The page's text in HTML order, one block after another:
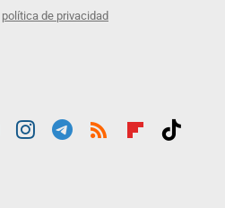
política de privacidad